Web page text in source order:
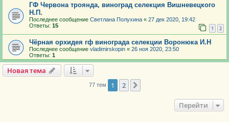
ГФ Червона троянда, виноград селекция Вишневецкого
Н.П.
Последнее сообщение Светлана Полухина « 27 дек 2020, 19:42
Ответы: 15 1 2
Чёрная орхидея гф винограда селекции Воронюка И.Н
Последнее сообщение vladimirskopin « 26 ноя 2020, 23:50
Ответы: 1
Новая тема
77 тем 1 2
Перейти